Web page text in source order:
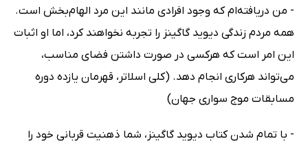
- من دریافته‌ام که وجود افرادی مانند این مرد الهام‌بخش است.
همه مردم زندگی دیوید گاگینز را تجربه نخواهند کرد، اما او اثبات
این امر است که هرکسی در صورت داشتن فضای مناسب،
می‌تواند هرکاری انجام دهد. (کلی اسلاتر، قهرمان یازده دوره
مسابقات موج سواری جهان)
- با تمام شدن کتاب دیوید گاگینز، شما ذهنیت قربانی خود را